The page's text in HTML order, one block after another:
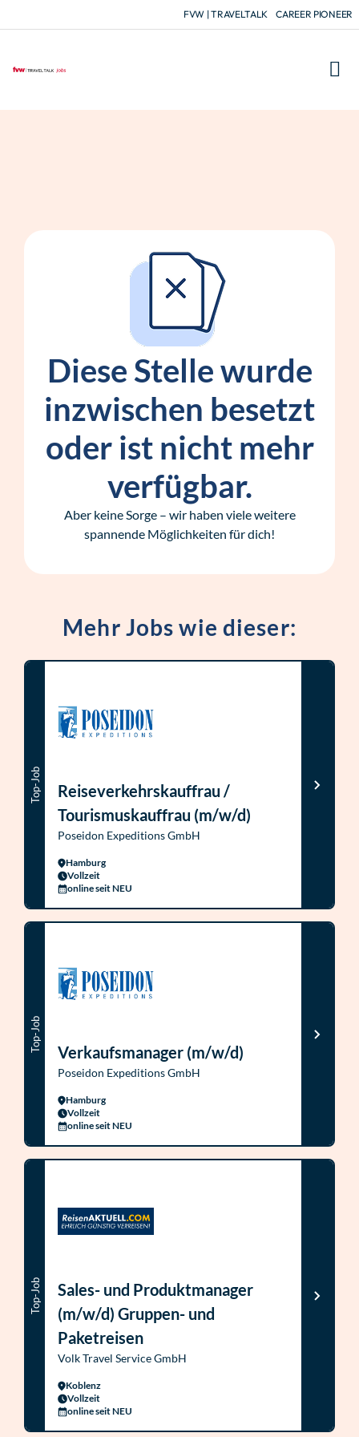
FVW | TRAVELTALK CAREER PIONEER
Diese Stelle wurde
inzwischen besetzt
oder ist nicht mehr
verfügbar.
Aber keine Sorge – wir haben viele weitere
spannende Möglichkeiten für dich!
Mehr Jobs wie dieser:
Top-Job
Reiseverkehrskauffrau /
Tourismuskauffrau (m/w/d)
Poseidon Expeditions GmbH
Hamburg
Vollzeit
online seit NEU
Top-Job Verkaufsmanager (m/w/d)
Poseidon Expeditions GmbH
Hamburg
Vollzeit
online seit NEU
Top-Job
Sales- und Produktmanager
(m/w/d) Gruppen- und
Paketreisen
Volk Travel Service GmbH
Koblenz
Vollzeit
online seit NEU